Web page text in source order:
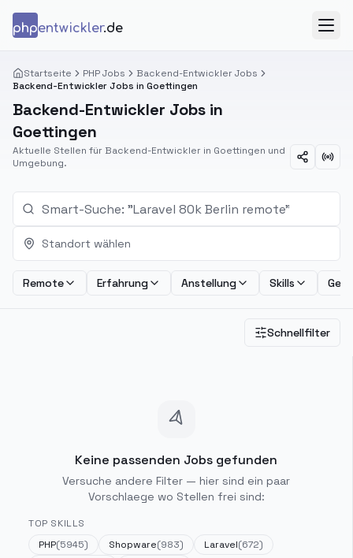
phpentwickler.de
Startseite PHP Jobs
Backend-Entwickler Jobs
Backend-Entwickler Jobs in Goettingen
Backend-Entwickler Jobs in
Goettingen
Aktuelle Stellen für Backend-Entwickler in Goettingen und
Umgebung.
Standort wählen
Remote Erfahrung Anstellung Skills
Schnellfilter
Keine passenden Jobs gefunden
Versuche andere Filter — hier sind ein paar
Vorschlaege wo Stellen frei sind:
TOP SKILLS
PHP(5945) Shopware(983) Laravel(672)